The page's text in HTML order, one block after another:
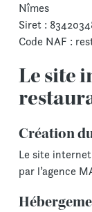
Nîmes
Siret :
Code NAF :
Le site
Création
Le site
par l’agence